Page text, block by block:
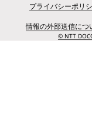
プライバシーポリ
情報の外部送信につ
© NTT